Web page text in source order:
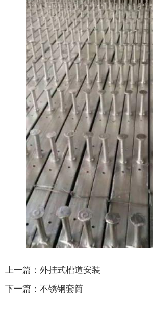
上一篇： 外挂式槽道安装
下一篇： 不锈钢套筒